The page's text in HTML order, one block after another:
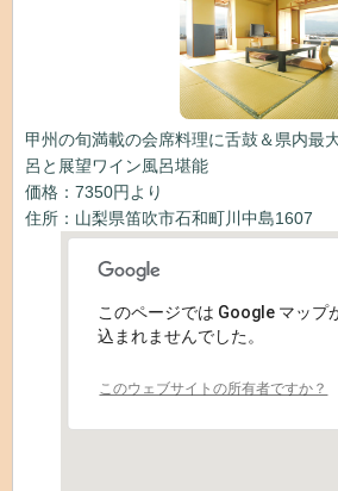
甲州の旬満載の会席料理に舌鼓＆県内最
呂と展望ワイン風呂堪能
価格：7350円より
住所：山梨県笛吹市石和町川中島1607
このページでは Google マップ
込まれませんでした。
このウェブサイトの所有者ですか？